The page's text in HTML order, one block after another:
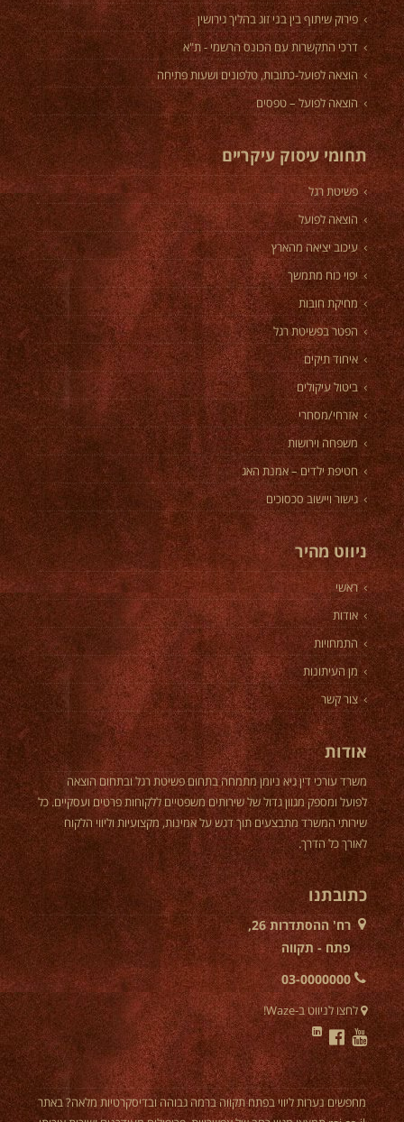
פירוק שיתוף בין בני זוג בהליך גירושין
דרכי התקשרות עם הכונס הרשמי - ת"א
הוצאה לפועל-כתובות, טלפונים ושעות פתיחה
הוצאה לפועל – טפסים
תחומי עיסוק עיקריים
פשיטת רגל
הוצאה לפועל
עיכוב יציאה מהארץ
יפוי כוח מתמשך
מחיקת חובות
הפטר בפשיטת רגל
איחוד תיקים
ביטול עיקולים
אזרחי/מסחרי
משפחה וירושות
חטיפת ילדים – אמנת האג
גישור ויישוב סכסוכים
ניווט מהיר
ראשי
אודות
התמחויות
מן העיתונות
צור קשר
אודות
משרד עורכי דין גיא ניומן מתמחה בתחום פשיטת רגל ובתחום הוצאה
לפועל ומספק מגוון גדול של שירותים משפטיים ללקוחות פרטים ועסקיים. כל
שירותי המשרד מתבצעים תוך דגש על אמינות, מקצועיות וליווי הלקוח
לאורך כל הדרך.
כתובתנו
רח' ההסתדרות 26,
פתח - תקווה
03-0000000
לחצו לניווט ב-Waze!
מחפשים נערות ליווי בפתח תקווהברמה גבוהה ובדיסקרטיות מלאה? באתר